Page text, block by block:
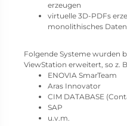
erzeugen
virtuelle 3D-PDFs
monolithisches
Folgende Systeme wurden
ViewStation erweitert, so z.
ENOVIA SmarTeam
Aras Innovator
CIM DATABASE
SAP
u.v.m.